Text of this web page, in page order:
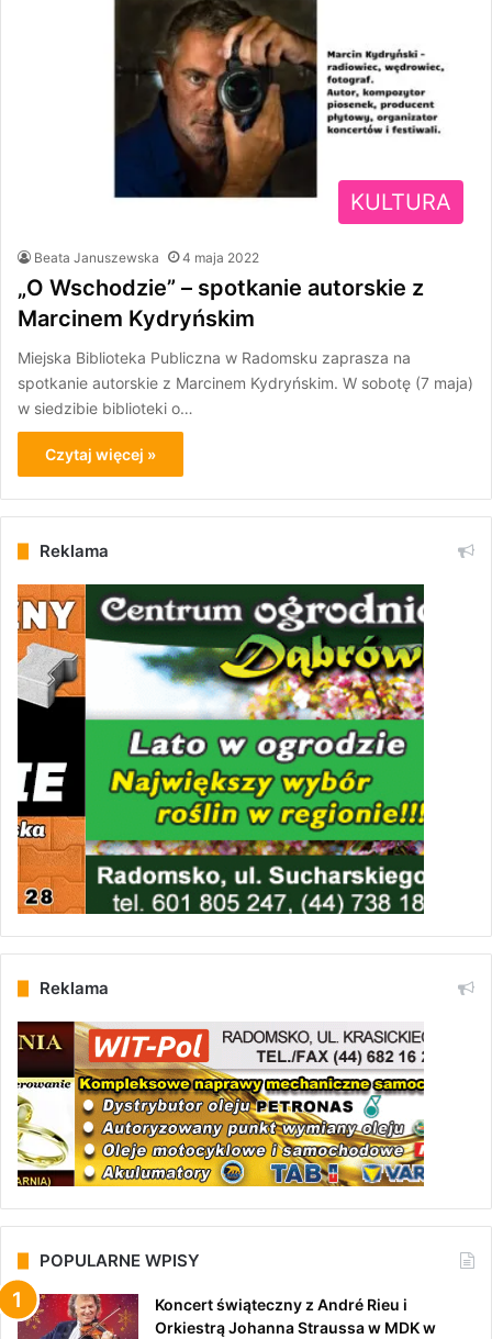
KULTURA
Beata Januszewska 4 maja 2022
„O Wschodzie” – spotkanie autorskie z
Marcinem Kydryńskim
Miejska Biblioteka Publiczna w Radomsku zaprasza na
spotkanie autorskie z Marcinem Kydryńskim. W sobotę (7 maja)
w siedzibie biblioteki o…
Czytaj więcej »
Reklama
Reklama
POPULARNE WPISY
Koncert świąteczny z André Rieu i
Orkiestrą Johanna Straussa w MDK w